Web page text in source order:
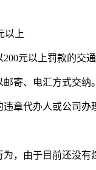
以上
元以上罚款的交
寄、电汇方式交
章代办人或公司办
，由于目前还没